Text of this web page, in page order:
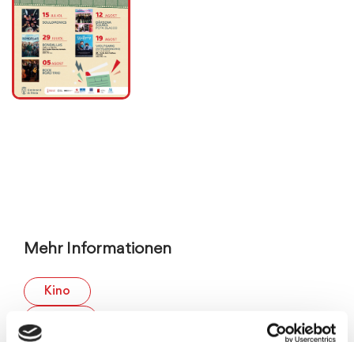
Mehr Informationen
Kino